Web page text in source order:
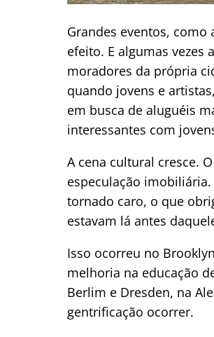
Grandes eventos,
efeito. E algumas
moradores da própria
quando jovens e
em busca de aluguéis
interessantes com
A cena cultural cresce.
especulação
tornado caro, o que
estavam lá antes
Isso ocorreu no
melhoria na educação
Berlim e Dresden, na
gentrificação ocorrer.